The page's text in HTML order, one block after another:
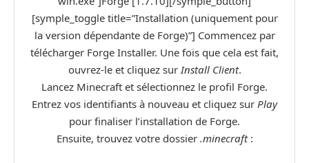
[symple_toggle title=”Installation (uniquement pour
la version dépendante de Forge)”] Commencez par
télécharger Forge Installer. Une fois que cela est fait,
ouvrez-le et cliquez sur Install Client.
Lancez Minecraft et sélectionnez le profil Forge.
Entrez vos identifiants à nouveau et cliquez sur Play
pour finaliser l’installation de Forge.
Ensuite, trouvez votre dossier .minecraft: